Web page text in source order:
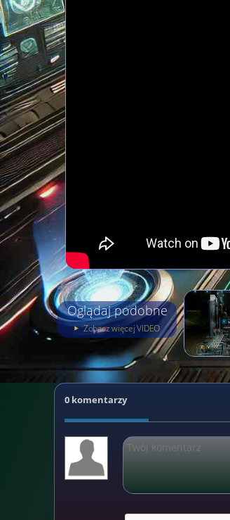
Oglądaj podobne
Zobacz więcej VIDEO
0 komentarzy